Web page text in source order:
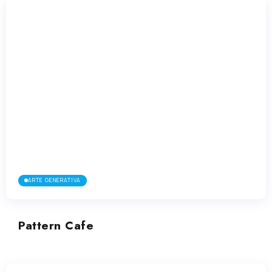
ARTE GENERATIVA
Pattern Cafe